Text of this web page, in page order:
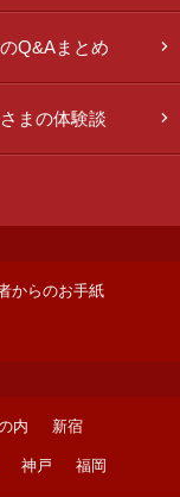
Q&Aまとめ
まの体験談
からのお手紙
内 新宿
神戸 福岡